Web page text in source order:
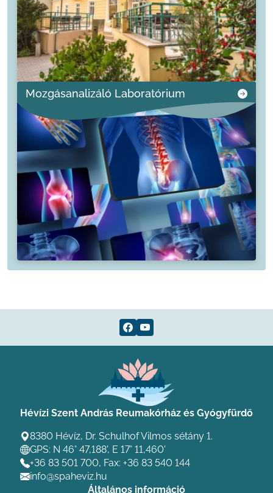
Mozgásanalizáló Laboratórium
Hévízi Szent András Reumakórház és Gyógyfürdő
8380 Hévíz, Dr. Schulhof Vilmos sétány 1.
GPS: N 46° 47,188', E 17° 11,460'
+36 83 501 700, Fax: +36 83 540 144
info@spaheviz.hu
Általános információ